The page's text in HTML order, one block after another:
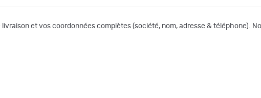
et vos coordonnées complètes (société, nom, adresse & téléphone).